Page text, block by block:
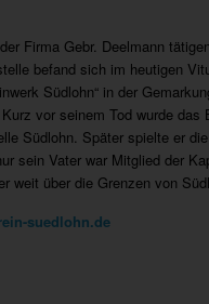
Firma Gebr. Deelmann
befand sich im heutigen
Südlohn“ in der
vor seinem Tod wurde
Südlohn. Später spielte er
sein Vater war Mitglied der
weit über die Grenzen von
suedlohn.de